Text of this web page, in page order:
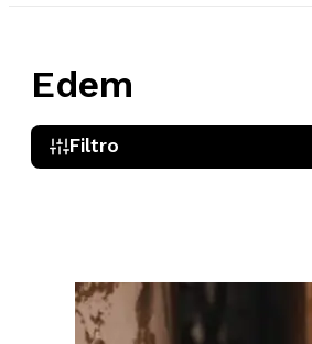
Edem
Filtro